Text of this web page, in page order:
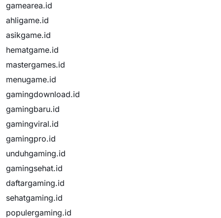
gamearea.id
ahligame.id
asikgame.id
hematgame.id
mastergames.id
menugame.id
gamingdownload.id
gamingbaru.id
gamingviral.id
gamingpro.id
unduhgaming.id
gamingsehat.id
daftargaming.id
sehatgaming.id
populergaming.id